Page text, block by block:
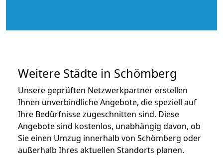
Weitere Städte in Schömberg
Unsere geprüften Netzwerkpartner erstellen
Ihnen unverbindliche Angebote, die speziell auf
Ihre Bedürfnisse zugeschnitten sind. Diese
Angebote sind kostenlos, unabhängig davon, ob
Sie einen Umzug innerhalb von Schömberg oder
außerhalb Ihres aktuellen Standorts planen.